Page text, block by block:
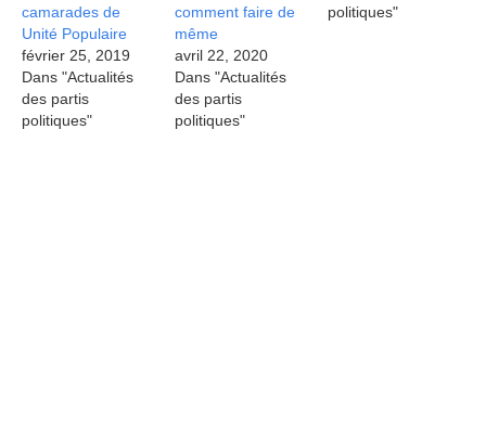
camarades de
Unité Populaire
février 25, 2019
Dans "Actualités
des partis
politiques"
comment faire de
même
avril 22, 2020
Dans "Actualités
des partis
politiques"
politiques"